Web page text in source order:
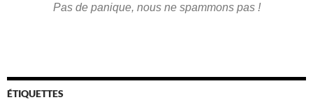
Pas de panique, nous ne spammons pas !
ÉTIQUETTES